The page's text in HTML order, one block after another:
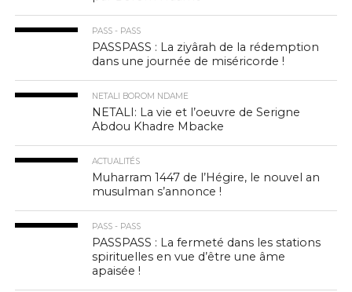
PASS - PASS
PASSPASS : La ziyârah de la rédemption
dans une journée de miséricorde !
NETALI BOROM NDAME
NETALI: La vie et l’oeuvre de Serigne
Abdou Khadre Mbacke
ACTUALITÉS
Muharram 1447 de l’Hégire, le nouvel an
musulman s’annonce !
PASS - PASS
PASSPASS : La fermeté dans les stations
spirituelles en vue d’être une âme
apaisée !